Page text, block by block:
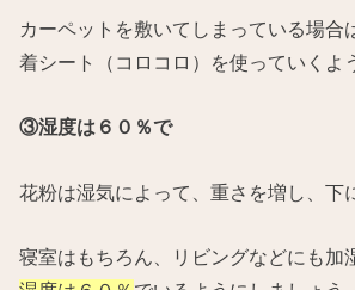
カーペットを敷いてしまっている場合
着シート（コロコロ）を使っていくよ
③湿度は６０％で
花粉は湿気によって、重さを増し、下
寝室はもちろん、リビングなどにも加